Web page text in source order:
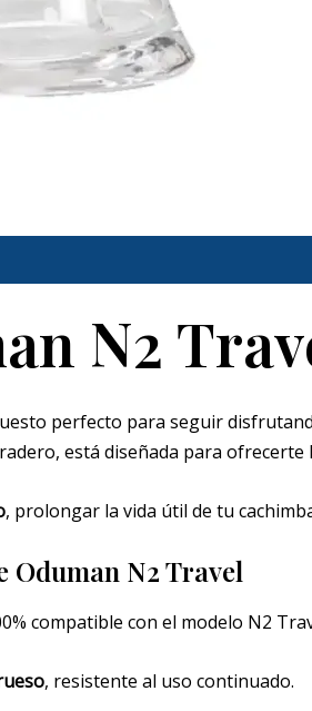
N2
perfecto para seguir
está diseñada para
, prolongar la vida útil de tu
Oduman N2 Travel
compatible con el modelo N2
, resistente al uso continuado.